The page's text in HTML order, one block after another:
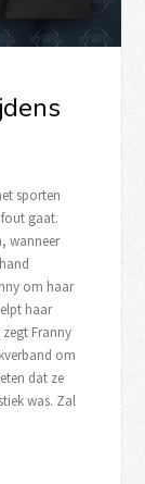
sporten
gaat.
wanneer
om haar
haar
Franny
om
dat ze
was. Zal